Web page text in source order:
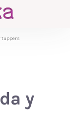
tuppers
y